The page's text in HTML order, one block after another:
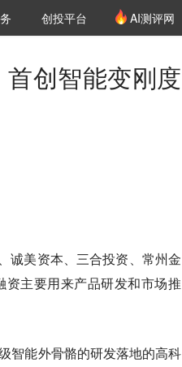
创投平台 AI测评网
创智能变刚度
诚美资本、三合投资、常州金
主要用来产品研发和市场推
智能外骨骼的研发落地的高科